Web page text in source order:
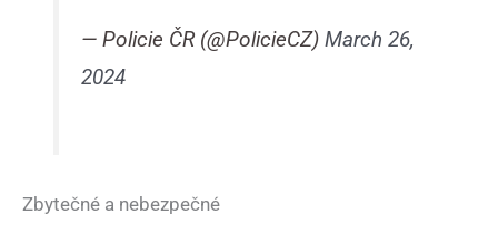
— Policie ČR (@PolicieCZ)March 26,
2024
Zbytečné a nebezpečné